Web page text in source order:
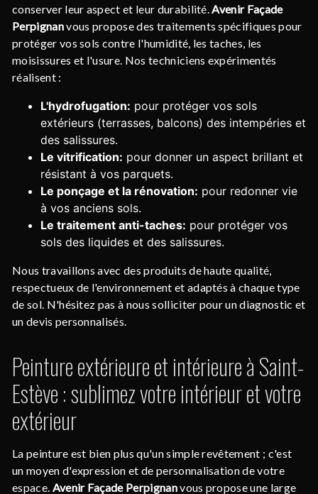
conserver leur aspect et leur durabilité.Avenir Façade
Perpignanvous propose des traitements spécifiques pour
protéger vos sols contre l'humidité, les taches, les
moisissures et l'usure. Nos techniciens expérimentés
réalisent :
L'hydrofugation: pour protéger vos sols
extérieurs (terrasses, balcons) des intempéries et
des salissures.
Le vitrification: pour donner un aspect brillant et
résistant à vos parquets.
Le ponçage et la rénovation: pour redonner vie
à vos anciens sols.
Le traitement anti-taches: pour protéger vos
sols des liquides et des salissures.
Nous travaillons avec des produits de haute qualité,
respectueux de l'environnement et adaptés à chaque type
de sol. N'hésitez pas à nous solliciter pour un diagnostic et
un devis personnalisés.
Peinture extérieure et intérieure à Saint-
Estève : sublimez votre intérieur et votre
extérieur
La peinture est bien plus qu'un simple revêtement ; c'est
un moyen d'expression et de personnalisation de votre
espace. Avenir Façade Perpignanvous propose une large